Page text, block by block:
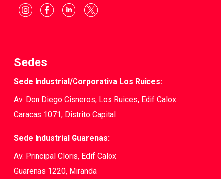
Sedes
Sede Industrial/Corporativa Los Ruices:
Av. Don Diego Cisneros, Los Ruices, Edif Calox
Caracas 1071, Distrito Capital
Sede Industrial Guarenas:
Av. Principal Cloris, Edif Calox
Guarenas 1220, Miranda